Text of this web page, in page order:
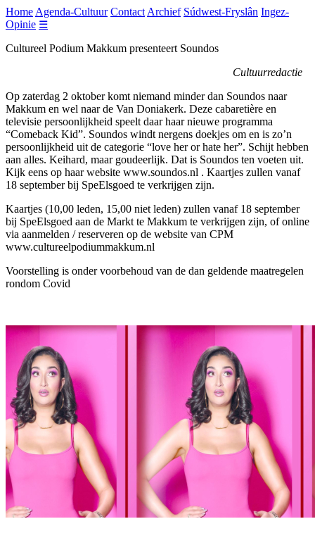
Home Agenda-Cultuur Contact Archief Súdwest-Fryslân Ingez-
Opinie ☰
Cultureel Podium Makkum presenteert Soundos
Cultuurredactie
Op zaterdag 2 oktober komt niemand minder dan Soundos naar
Makkum en wel naar de Van Doniakerk. Deze cabaretière en
televisie persoonlijkheid speelt daar haar nieuwe programma
“Comeback Kid”. Soundos windt nergens doekjes om en is zo’n
persoonlijkheid uit de categorie “love her or hate her”. Schijt hebben
aan alles. Keihard, maar goudeerlijk. Dat is Soundos ten voeten uit.
Kijk eens op haar website www.soundos.nl . Kaartjes zullen vanaf
18 september bij SpeElsgoed te verkrijgen zijn.
Kaartjes (10,00 leden, 15,00 niet leden) zullen vanaf 18 september
bij SpeElsgoed aan de Markt te Makkum te verkrijgen zijn, of online
via aanmelden / reserveren op de website van CPM
www.cultureelpodiummakkum.nl
Voorstelling is onder voorbehoud van de dan geldende maatregelen
rondom Covid